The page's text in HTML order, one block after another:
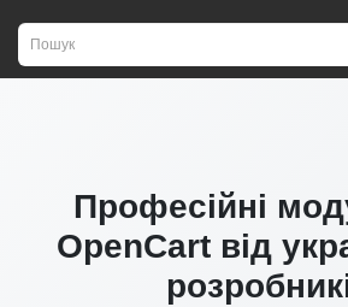
Професійні
OpenCart від